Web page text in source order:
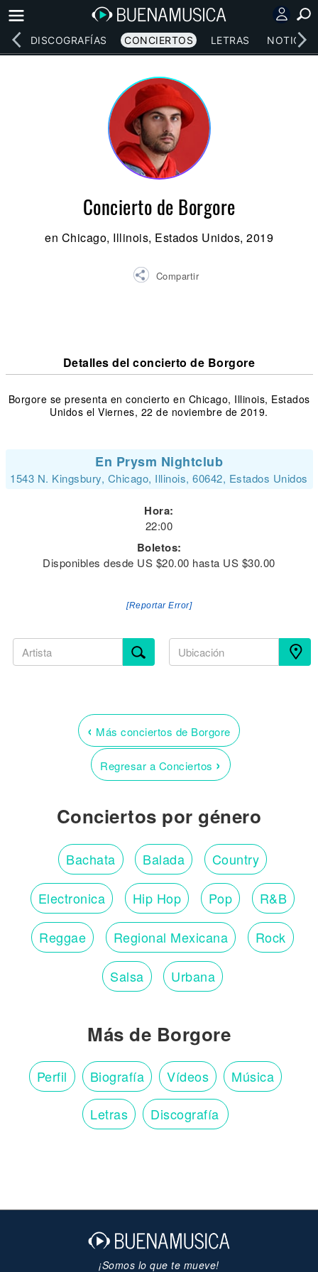
DISCOGRAFÍAS CONCIERTOS LETRAS NOTICIAS
Concierto de Borgore
en Chicago, Illinois, Estados Unidos, 2019
Compartir
Detalles del concierto de Borgore
Borgore se presenta en concierto en Chicago, Illinois, Estados
Unidos el Viernes, 22 de noviembre de 2019.
En Prysm Nightclub
1543 N. Kingsbury, Chicago, Illinois, 60642, Estados Unidos
Hora:
22:00
Boletos:
Disponibles desde US $20.00 hasta US $30.00
[Reportar Error]
‹ Más conciertos de Borgore
Regresar a Conciertos ›
Conciertos por género
Bachata Balada Country
Electronica Hip Hop Pop R&B
Reggae Regional Mexicana Rock
Salsa Urbana
Más de Borgore
Perfil Biografía Vídeos Música
Letras Discografía
¡Somos lo que te mueve!